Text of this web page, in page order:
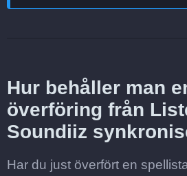
Hur behåller man
överföring från
Soundiiz
Har du just överfört en